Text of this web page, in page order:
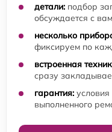
детали: подбор
обсуждается с
несколько
фиксируем по
встроенная
сразу
гарантия:
выполненного